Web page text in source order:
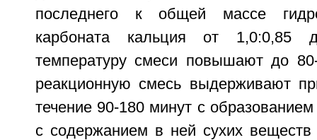
последнего к общей массе
карбоната кальция от 1,0:0,85
температуру смеси повышают до
реакционную смесь выдерживают
течение 90-180 минут с
с содержанием в ней сухих